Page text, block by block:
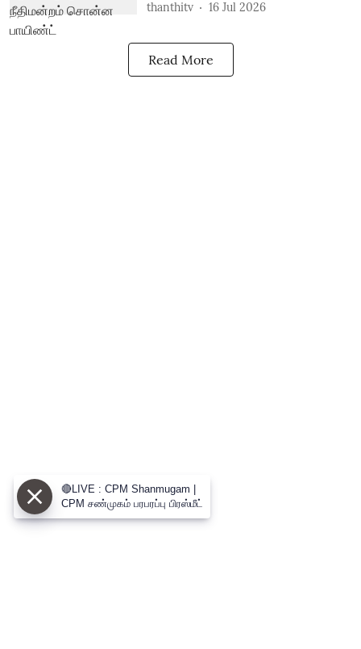
thanthitv 16 Jul 2026
Read More
🔴LIVE : CPM Shanmugam |
CPM சண்முகம் பரபரப்பு பிரஸ்மீட்